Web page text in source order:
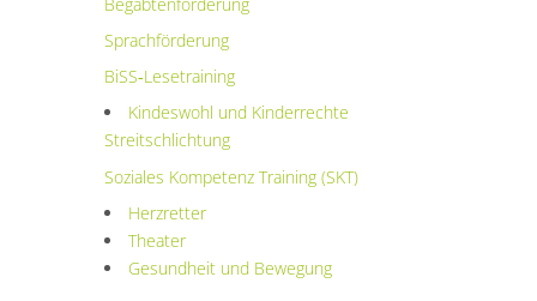
Sprachförderung
BiSS‑Lesetraining
Kindeswohl und Kinderrechte
Streitschlichtung
Soziales Kompetenz Training (SKT)
Herzretter
Theater
Gesundheit und Bewegung